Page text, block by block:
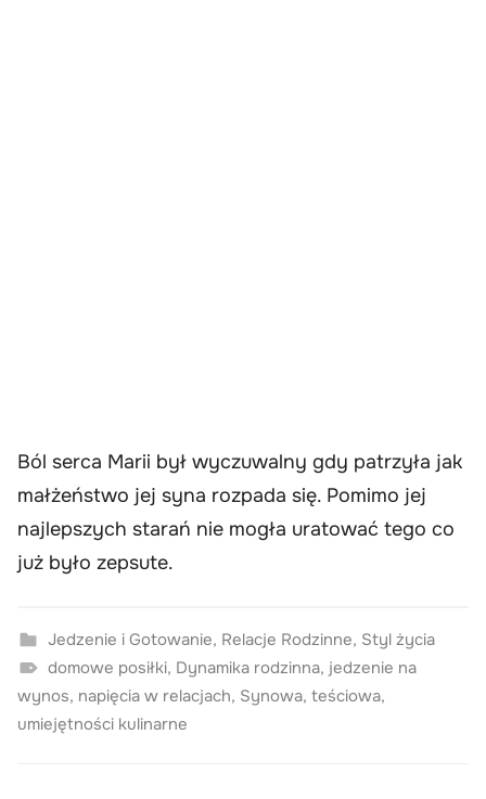
Ból serca Marii był wyczuwalny gdy patrzyła jak
małżeństwo jej syna rozpada się. Pomimo jej
najlepszych starań nie mogła uratować tego co
już było zepsute.
Jedzenie i Gotowanie, Relacje Rodzinne, Styl życia
domowe posiłki, Dynamika rodzinna, jedzenie na
wynos, napięcia w relacjach, Synowa, teściowa,
umiejętności kulinarne